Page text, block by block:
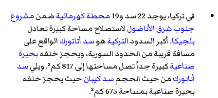
في تركيا، يوجد 22 سد و19
محطة كهرمائيةضمنمشروع
جنوب شرق الأناضوللاستصلاح مساحة كبيرة تعادل
بلجيكا. أكبر السدودالتركيةهوسد أتاتوركالواقع على
مسافة قريبة من الحدود السورية، ويحجز خلفهبحيرة
صناعيةكبيرة جداً تصل مساحتها إلى 817 كم². ويلي
سد
أتاتوركمن حيث الحجمسد كيبانحيث يحجز خلفه
بحيرة صناعية بمساحة 675 كم².